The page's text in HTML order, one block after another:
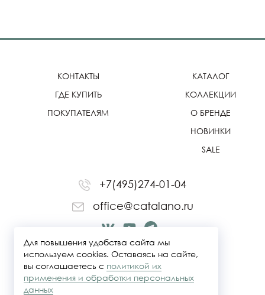
КОНТАКТЫ
ГДЕ КУПИТЬ
ПОКУПАТЕЛЯМ
КАТАЛОГ
КОЛЛЕКЦИИ
О БРЕНДЕ
НОВИНКИ
SALE
+7(495)274-01-04
office@catalano.ru
Для повышения удобства сайта мы
используем cookies. Оставаясь на сайте,
вы соглашаетесь с политикой их
применения и обработки персональных
данных